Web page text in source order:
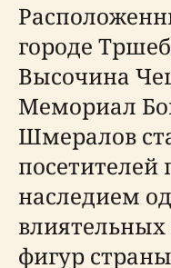
городе
Высочина
Мемориал
Шмералов
посетителей
наследием
фигур